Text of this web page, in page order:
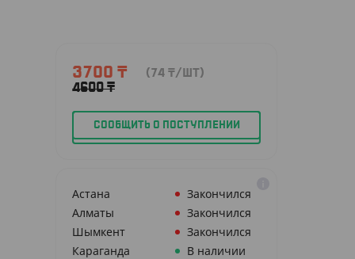
3700 ₸
4600₸
(74 ₸/ШТ)
СООБЩИТЬ О ПОСТУПЛЕНИИ
Астана
Закончился
Алматы
Закончился
Шымкент
Закончился
Караганда
В наличии